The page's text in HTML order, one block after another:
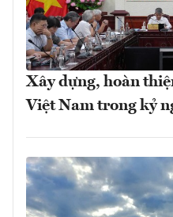
Xây dựng, hoàn
Việt Nam trong kỷ